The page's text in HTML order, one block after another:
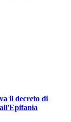
il decreto di